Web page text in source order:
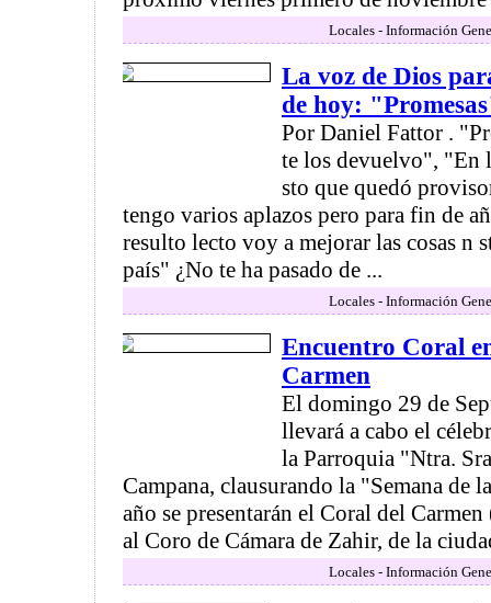
Locales - Información
La voz de Dios
de hoy:
Por Daniel Fattor .
te los devuelvo", "En
sto que quedó
tengo varios aplazos pero para fin de
resulto lecto voy a mejorar las cosas n
país" ¿No te ha pasado de ...
Locales - Información
Encuentro Coral
Carmen
El domingo 29 de
llevará a cabo el
la Parroquia "Ntra.
Campana, clausurando la "Semana de
año se presentarán el Coral del
al Coro de Cámara de Zahir, de la
Locales - Información